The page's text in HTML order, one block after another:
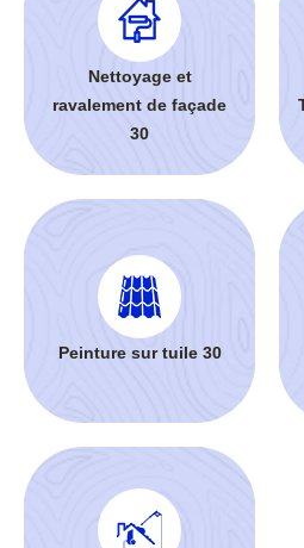
Nettoyage et
ravalement de façade
30
Peinture sur tuile 30